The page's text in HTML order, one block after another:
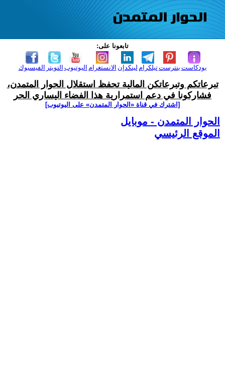
تابعونا على:
الفيسبوك التويتر اليوتيوب الانستغرام لينكدإن تيلكرامبنترست بودكاست
تبرعاتكم وتبرعاتكن المالية تحفظ استقلال الحوار المتمدن،
فشاركونا في دعم استمرارية هذا الفضاء اليساري الحر
[اشترك في قناة ‫«الحوار المتمدن» على اليوتيوب]
الحوار المتمدن - موبايل
الموقع الرئيسي